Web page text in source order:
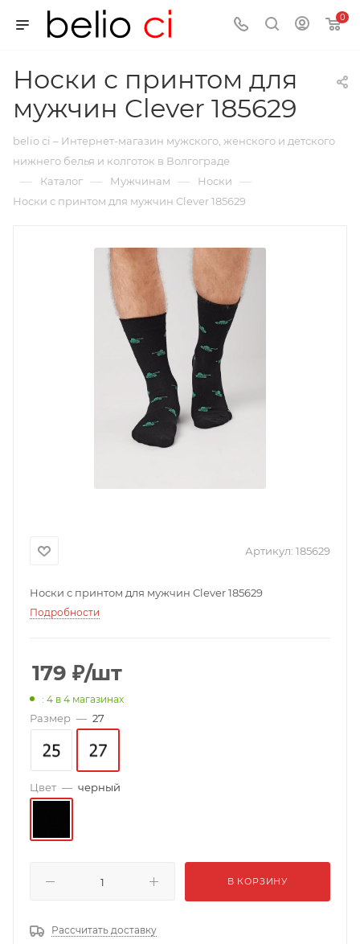
0
Носки с принтом для
мужчин Clever 185629
belio ci – Интернет-магазин мужского, женского и детского
нижнего белья и колготок в Волгограде
— Каталог — Мужчинам — Носки —
Носки с принтом для мужчин Clever 185629
Артикул: 185629
Носки с принтом для мужчин Clever 185629
Подробности
179 ₽/шт
: 4 в 4 магазинах
Размер — 27
Цвет — черный
В КОРЗИНУ
Рассчитать доставку